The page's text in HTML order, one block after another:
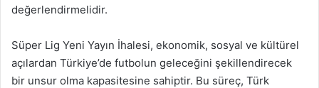
değerlendirmelidir.
Süper Lig Yeni Yayın İhalesi, ekonomik, sosyal ve kültürel
açılardan Türkiye’de futbolun geleceğini şekillendirecek
bir unsur olma kapasitesine sahiptir. Bu süreç, Türk